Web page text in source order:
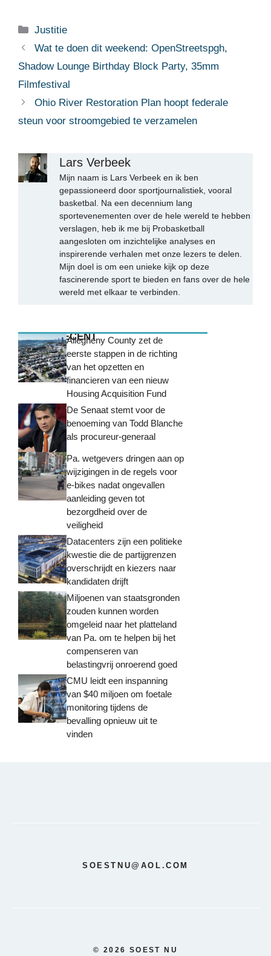
Categorieën
Justitie
Wat te doen dit weekend: OpenStreetspgh,
Shadow Lounge Birthday Block Party, 35mm
Filmfestival
Ohio River Restoration Plan hoopt federale
steun voor stroomgebied te verzamelen
Lars Verbeek
Mijn naam is Lars Verbeek en ik ben
gepassioneerd door sportjournalistiek, vooral
basketbal. Na een decennium lang
sportevenementen over de hele wereld te hebben
verslagen, heb ik me bij Probasketball
aangesloten om inzichtelijke analyses en
inspirerende verhalen met onze lezers te delen.
Mijn doel is om een unieke kijk op deze
fascinerende sport te bieden en fans over de hele
wereld met elkaar te verbinden.
MEEST RECENTAllegheny County zet de
eerste stappen in de richting
van het opzetten en
financieren van een nieuw
Housing Acquisition Fund
De Senaat stemt voor de
benoeming van Todd Blanche
als procureur-generaal
Pa. wetgevers dringen aan op
wijzigingen in de regels voor
e-bikes nadat ongevallen
aanleiding geven tot
bezorgdheid over de
veiligheid
Datacenters zijn een politieke
kwestie die de partijgrenzen
overschrijdt en kiezers naar
kandidaten drijft
Miljoenen van staatsgronden
zouden kunnen worden
omgeleid naar het platteland
van Pa. om te helpen bij het
compenseren van
belastingvrij onroerend goed
CMU leidt een inspanning
van $40 miljoen om foetale
monitoring tijdens de
bevalling opnieuw uit te
vinden
SOESTNU@AOL.COM
© 2026 SOEST NU